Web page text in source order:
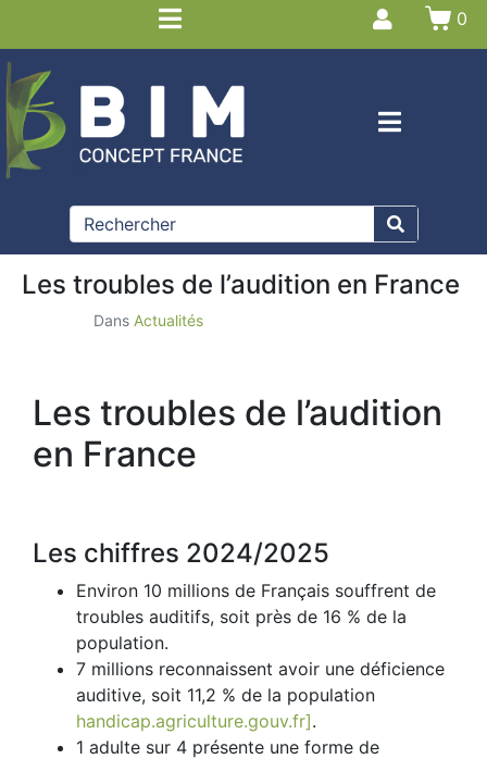
0
Dans Actualités
Les troubles de l’audition en France
Les troubles de l’audition
en France
Les chiffres 2024/2025
Environ 10 millions de Français souffrent de
troubles auditifs, soit près de 16 % de la
population.
7 millions reconnaissent avoir une déficience
auditive, soit 11,2 % de la population
handicap.agriculture.gouv.fr].
1 adulte sur 4 présente une forme de